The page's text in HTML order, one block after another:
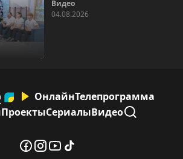
Видео
04.08.2026
ОнлайнТелепрограмма
ПроектыСериалыВидео